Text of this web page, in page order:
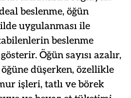
beslenme, öğün
uygulanması ile
beslenme
Öğün sayısı azalır,
düşerken, özellikle
işleri, tatlı ve börek